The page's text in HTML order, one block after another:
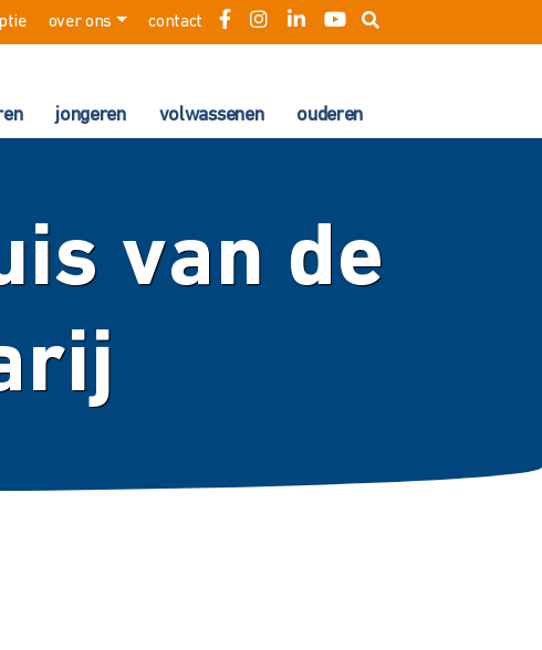
over ons contact
jongeren volwassenen ouderen
van de